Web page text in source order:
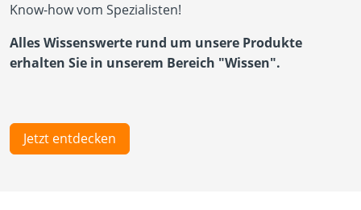
Know-how vom Spezialisten!
Alles Wissenswerte rund um unsere Produkte
erhalten Sie in unserem Bereich "Wissen".
Jetzt entdecken